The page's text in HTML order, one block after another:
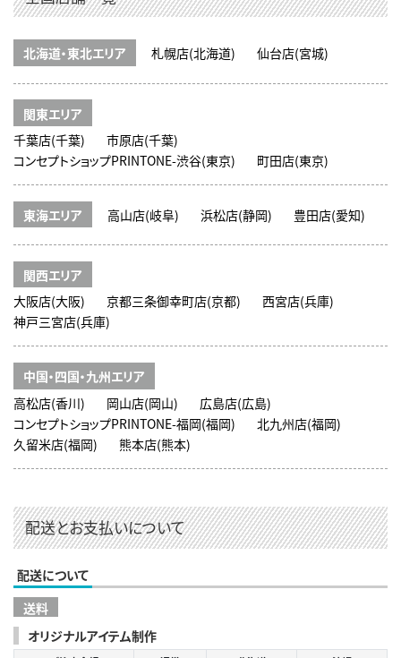
北海道・東北エリア 札幌店(北海道) 仙台店(宮城)
関東エリア
千葉店(千葉)
市原店(千葉)
コンセプトショップPRINTONE-渋谷(東京)
町田店(東京)
東海エリア 高山店(岐阜) 浜松店(静岡) 豊田店(愛知)
関西エリア
大阪店(大阪)
京都三条御幸町店(京都)
西宮店(兵庫)
神戸三宮店(兵庫)
中国・四国・九州エリア
高松店(香川)
岡山店(岡山)
広島店(広島)
コンセプトショップPRINTONE-福岡(福岡)
北九州店(福岡)
久留米店(福岡)
熊本店(熊本)
配送とお支払いについて
配送について
送料
オリジナルアイテム制作